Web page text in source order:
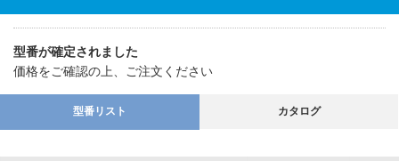
型番が確定されました
価格をご確認の上、ご注文ください
型番リスト カタログ